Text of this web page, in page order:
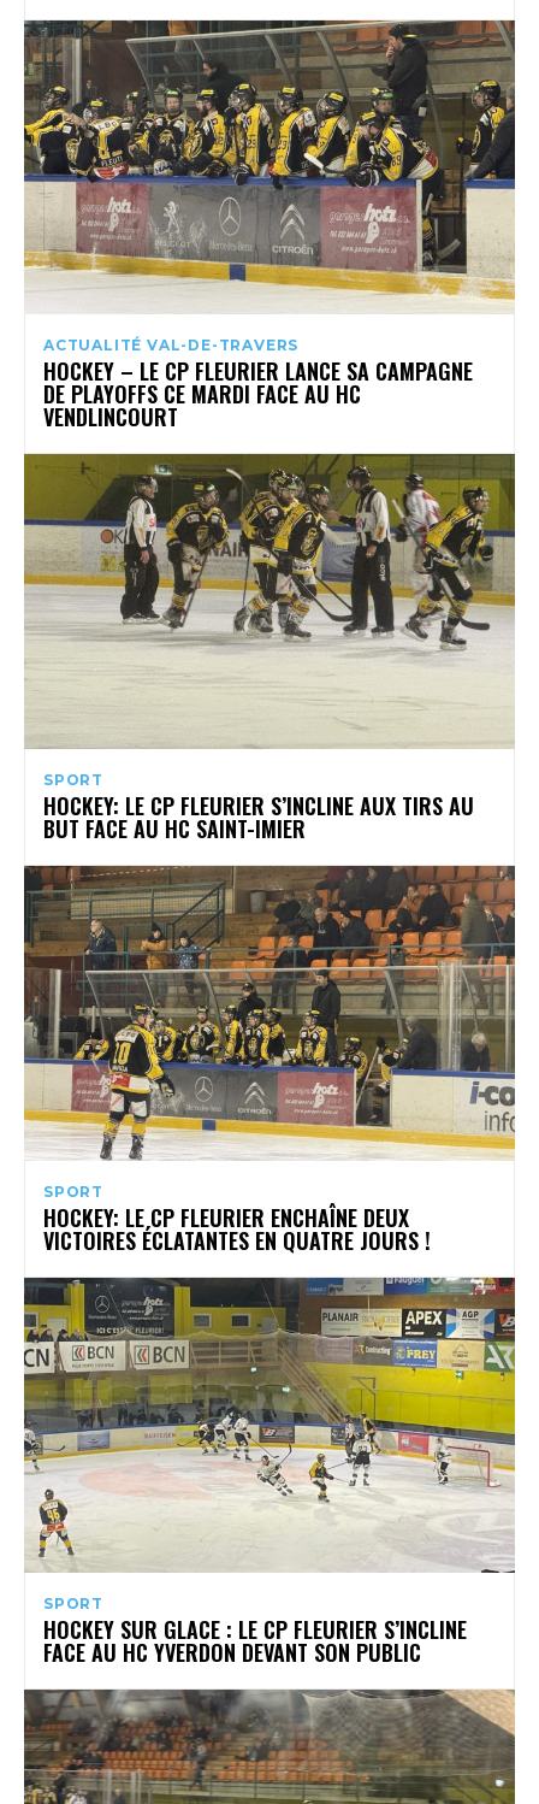
ACTUALITÉ VAL-DE-TRAVERS
HOCKEY – LE CP FLEURIER LANCE SA CAMPAGNE
DE PLAYOFFS CE MARDI FACE AU HC
VENDLINCOURT
SPORT
HOCKEY: LE CP FLEURIER S’INCLINE AUX TIRS AU
BUT FACE AU HC SAINT-IMIER
SPORT
HOCKEY: LE CP FLEURIER ENCHAÎNE DEUX
VICTOIRES ÉCLATANTES EN QUATRE JOURS !
SPORT
HOCKEY SUR GLACE : LE CP FLEURIER S’INCLINE
FACE AU HC YVERDON DEVANT SON PUBLIC